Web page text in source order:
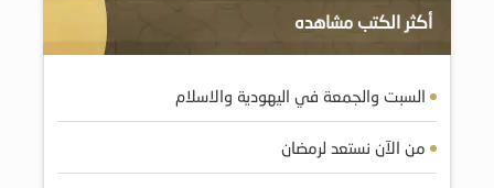
أكثر الكتب مشاهده
السبت والجمعة في اليهودية والاسلام
من الآن نستعد لرمضان